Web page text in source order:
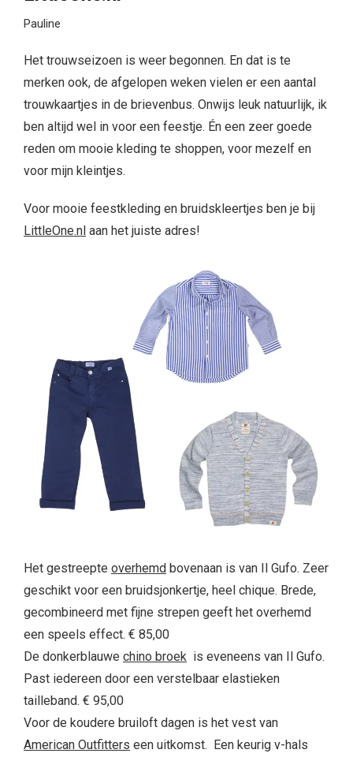
Pauline
Het trouwseizoen is weer begonnen. En dat is te
merken ook, de afgelopen weken vielen er een aantal
trouwkaartjes in de brievenbus. Onwijs leuk natuurlijk, ik
ben altijd wel in voor een feestje. Én een zeer goede
reden om mooie kleding te shoppen, voor mezelf en
voor mijn kleintjes.
Voor mooie feestkleding en bruidskleertjes ben je bij
LittleOne.nl aan het juiste adres!
Het gestreepte overhemd bovenaan is van Il Gufo. Zeer
geschikt voor een bruidsjonkertje, heel chique. Brede,
gecombineerd met fijne strepen geeft het overhemd
een speels effect. € 85,00
De donkerblauwe chino broek is eveneens van Il Gufo.
Past iedereen door een verstelbaar elastieken
tailleband. € 95,00
Voor de koudere bruiloft dagen is het vest van
American Outfitters een uitkomst. Een keurig v-hals